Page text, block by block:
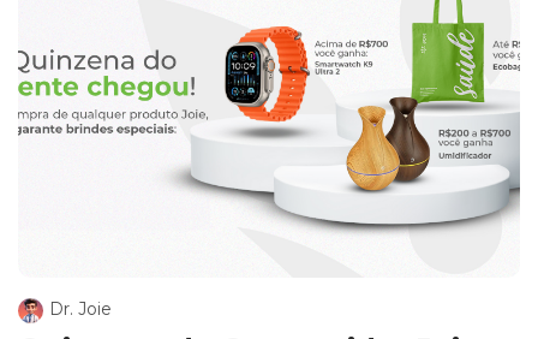
Dr. Joie